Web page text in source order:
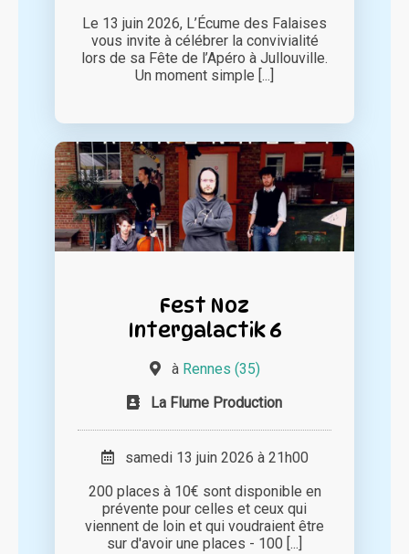
Le 13 juin 2026, L’Écume des Falaises
vous invite à célébrer la convivialité
lors de sa Fête de l’Apéro à Jullouville.
Un moment simple [...]
Fest Noz
Intergalactik 6
à Rennes (35)
La Flume Production
samedi 13 juin 2026 à 21h00
200 places à 10€ sont disponible en
prévente pour celles et ceux qui
viennent de loin et qui voudraient être
sur d'avoir une places - 100 [...]